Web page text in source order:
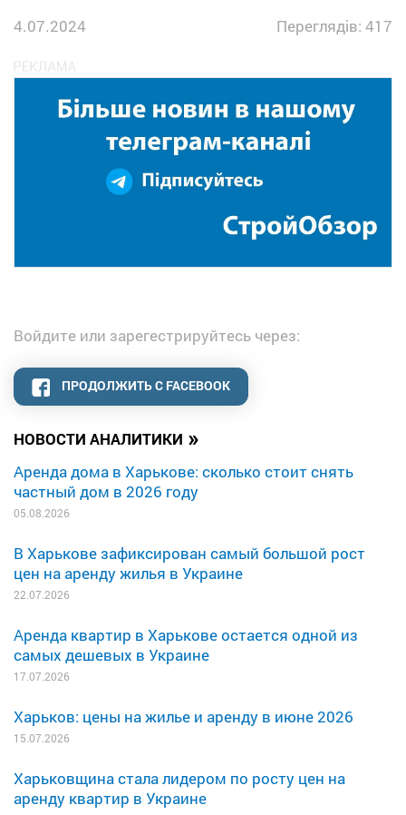
НОВОСТИ АНАЛИТИКИ »
Аренда дома в Харькове: сколько стоит снять
частный дом в 2026 году
05.08.2026
В Харькове зафиксирован самый большой рост
цен на аренду жилья в Украине
22.07.2026
Аренда квартир в Харькове остается одной из
самых дешевых в Украине
17.07.2026
Харьков: цены на жилье и аренду в июне 2026
15.07.2026
Харьковщина стала лидером по росту цен на
аренду квартир в Украине
4.07.2024
Переглядів: 417
Войдите или зарегестрируйтесь через:
ПРОДОЛЖИТЬ С FACEBOOK